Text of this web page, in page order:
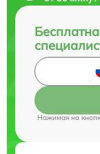
Нажимая на